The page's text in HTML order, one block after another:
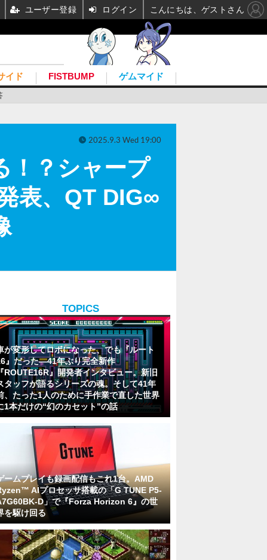
イド FISTBUMP ゲムマイド
！？シャープ
表、QT DIG∞
2025.9.3 Wed 19:00
TOPICS
が変形してロボになった、でも『ルート
』だった―41年ぶり完全新作
『ROUTE16R』開発者インタビュー。新旧
タッフが語るシリーズの魂。そして41年
、たった1人のために手作業で直した世界
1本だけの“幻のカセット”の話
ームプレイも録画配信もこれ1台。AMD
AIプロセッサ搭載の「G TUNE P5-
D」で『Forza Horizon 6』の世
を駆け回る
ユーザー登録 ログイン こんにちは、ゲストさん